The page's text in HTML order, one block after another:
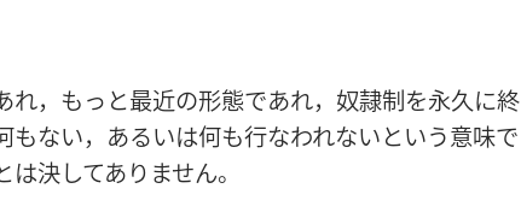
れ，もっと最近の形態であれ，奴隷制を永久に終
もない，あるいは何も行なわれないという意味で
決してありません。